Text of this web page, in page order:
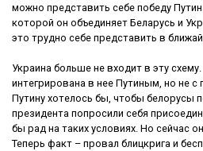
можно представить себе победу
которой он объединяет Беларусь и
это трудно себе представить в
Украина больше не входит в эту
интегрирована в нее Путиным, но не
Путину хотелось бы, чтобы белорусы
президента попросили себя
бы рад на таких условиях. Но сейчас
Теперь факт – провал блицкрига и